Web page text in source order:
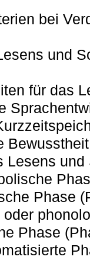
bei
und
für das
Lesens und
Phase
Phase